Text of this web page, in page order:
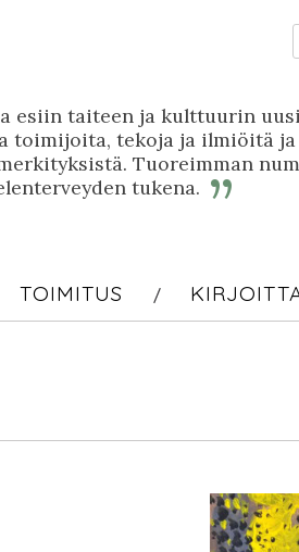
esiin taiteen ja kulttuurin
toimijoita, tekoja ja ilmiöitä ja
Tuoreimman
tukena.
TOIMITUS